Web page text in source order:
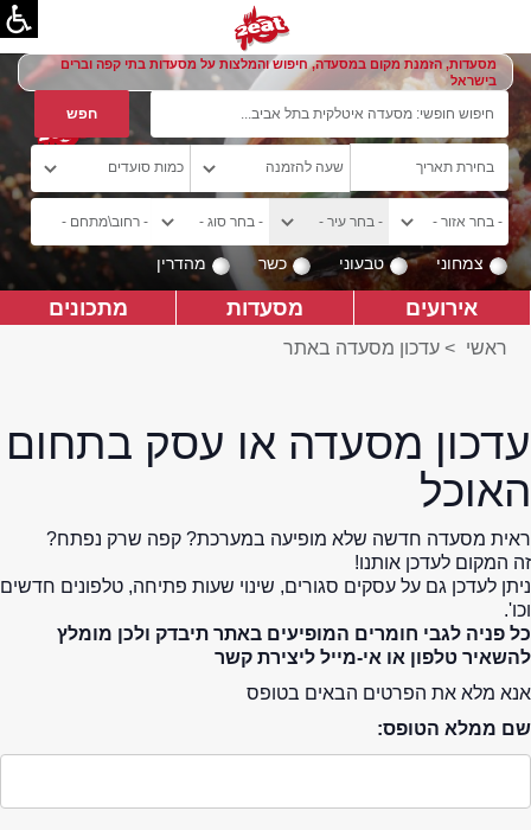
מסעדות, הזמנת מקום במסעדה, חיפוש והמלצות על מסעדות בתי קפה וברים
בישראל
צמחוני טבעוני כשר מהדרין
אירועים מסעדות מתכונים
ראשי > עדכון מסעדה באתר
עדכון מסעדה או עסק בתחום
האוכל
ראית מסעדה חדשה שלא מופיעה במערכת? קפה שרק נפתח?
זה המקום לעדכן אותנו!
ניתן לעדכן גם על עסקים סגורים, שינוי שעות פתיחה, טלפונים חדשים
וכו'.
כל פניה לגבי חומרים המופיעים באתר תיבדק ולכן מומלץ
להשאיר טלפון או אי-מייל ליצירת קשר
אנא מלא את הפרטים הבאים בטופס
שם ממלא הטופס: